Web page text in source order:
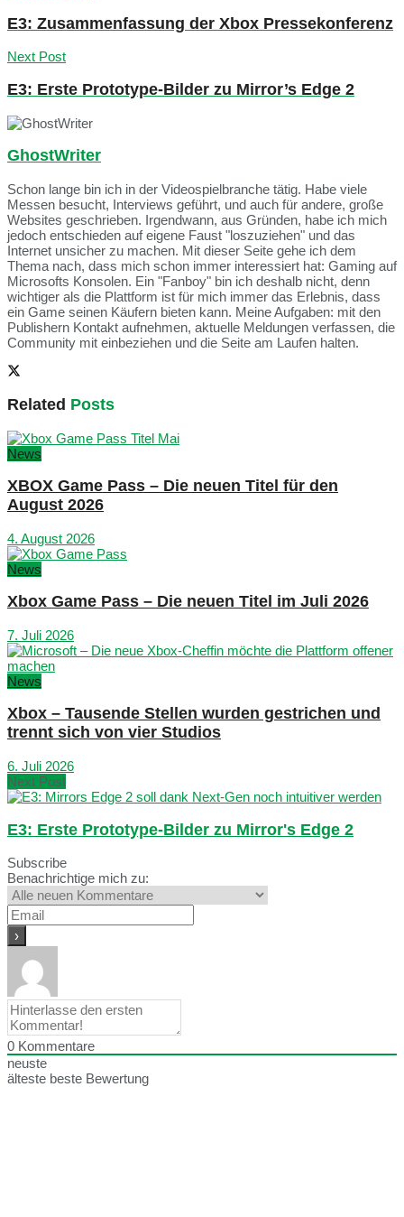
E3: Zusammenfassung der Xbox Pressekonferenz
Next Post
E3: Erste Prototype-Bilder zu Mirror’s Edge 2
GhostWriter
Schon lange bin ich in der Videospielbranche tätig. Habe viele
Messen besucht, Interviews geführt, und auch für andere, große
Websites geschrieben. Irgendwann, aus Gründen, habe ich mich
jedoch entschieden auf eigene Faust "loszuziehen" und das
Internet unsicher zu machen. Mit dieser Seite gehe ich dem
Thema nach, dass mich schon immer interessiert hat: Gaming auf
Microsofts Konsolen. Ein "Fanboy" bin ich deshalb nicht, denn
wichtiger als die Plattform ist für mich immer das Erlebnis, dass
ein Game seinen Käufern bieten kann. Meine Aufgaben: mit den
Publishern Kontakt aufnehmen, aktuelle Meldungen verfassen, die
Community mit einbeziehen und die Seite am Laufen halten.
Related Posts
News
XBOX Game Pass – Die neuen Titel für den
August 2026
4. August 2026
News
Xbox Game Pass – Die neuen Titel im Juli 2026
7. Juli 2026
News
Xbox – Tausende Stellen wurden gestrichen und
trennt sich von vier Studios
6. Juli 2026
Next Post
E3: Erste Prototype-Bilder zu Mirror's Edge 2
Subscribe
Benachrichtige mich zu:
0 Kommentare
neuste
älteste beste Bewertung